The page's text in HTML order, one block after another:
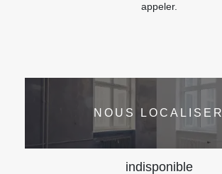
appeler.
NOUS LOCALISER
indisponible